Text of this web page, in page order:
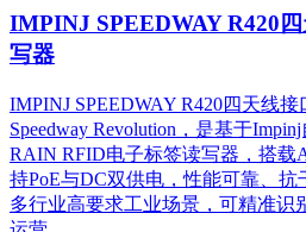
IMPINJ SPEEDWAY R420
写器
IMPINJ SPEEDWAY R420四天线
Speedway Revolution，是基于
RAIN RFID电子标签读写器，搭载
持PoE与DC双供电，性能可靠、
多行业高要求工业场景，可精准识